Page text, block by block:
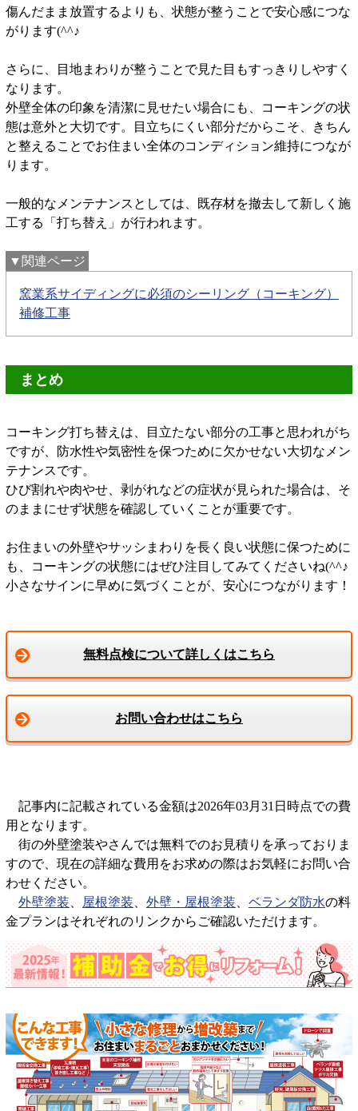
傷んだまま放置するよりも、状態が整うことで安心感につな
がります(^^♪
さらに、目地まわりが整うことで見た目もすっきりしやすく
なります。
外壁全体の印象を清潔に見せたい場合にも、コーキングの状
態は意外と大切です。目立ちにくい部分だからこそ、きちん
と整えることでお住まい全体のコンディション維持につなが
ります。
一般的なメンテナンスとしては、既存材を撤去して新しく施
工する「打ち替え」が行われます。
▼関連ページ
窯業系サイディングに必須のシーリング（コーキング）
補修工事
まとめ
コーキング打ち替えは、目立たない部分の工事と思われがち
ですが、防水性や気密性を保つために欠かせない大切なメン
テナンスです。
ひび割れや肉やせ、剥がれなどの症状が見られた場合は、そ
のままにせず状態を確認していくことが重要です。
お住まいの外壁やサッシまわりを長く良い状態に保つために
も、コーキングの状態にはぜひ注目してみてくださいね(^^♪
小さなサインに早めに気づくことが、安心につながります！
無料点検について詳しくはこちら
お問い合わせはこちら
記事内に記載されている金額は2026年03月31日時点での費
用となります。
街の外壁塗装やさんでは無料でのお見積りを承っておりま
すので、現在の詳細な費用をお求めの際はお気軽にお問い合
わせください。
外壁塗装
屋根塗装 外壁・屋根塗装 ベランダ防水の料
金プランはそれぞれのリンクからご確認いただけます。